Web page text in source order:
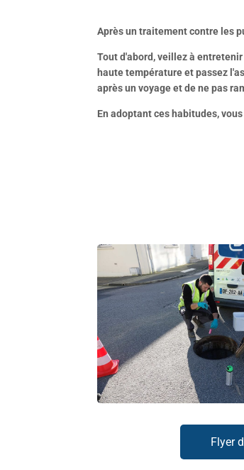
Après un traitement contre les
Tout d'abord, veillez à
haute température et passez
après un voyage et de ne pas
En adoptant ces habitudes,
Flyer